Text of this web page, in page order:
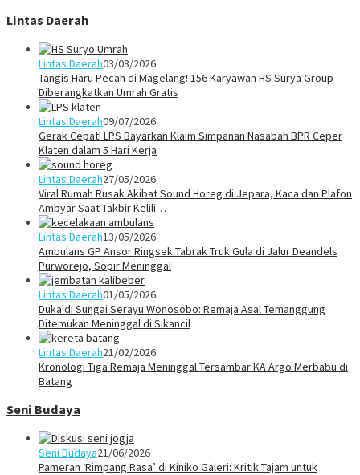
Lintas Daerah
Lintas Daerah03/08/2026
Tangis Haru Pecah di Magelang! 156 Karyawan HS Surya Group
Diberangkatkan Umrah Gratis
Lintas Daerah09/07/2026
Gerak Cepat! LPS Bayarkan Klaim Simpanan Nasabah BPR Ceper
Klaten dalam 5 Hari Kerja
Lintas Daerah27/05/2026
Viral Rumah Rusak Akibat Sound Horeg di Jepara, Kaca dan Plafon
Ambyar Saat Takbir Kelili…
Lintas Daerah13/05/2026
Ambulans GP Ansor Ringsek Tabrak Truk Gula di Jalur Deandels
Purworejo, Sopir Meninggal
Lintas Daerah01/05/2026
Duka di Sungai Serayu Wonosobo: Remaja Asal Temanggung
Ditemukan Meninggal di Sikancil
Lintas Daerah21/02/2026
Kronologi Tiga Remaja Meninggal Tersambar KA Argo Merbabu di
Batang
Seni Budaya
Seni Budaya21/06/2026
Pameran ‘Rimpang Rasa’ di Kiniko Galeri: Kritik Tajam untuk